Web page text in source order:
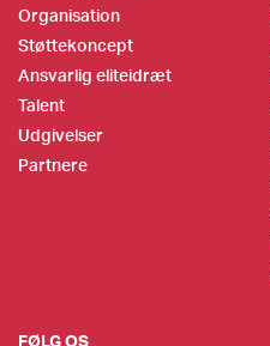
Organisation
Støttekoncept
Ansvarlig eliteidræt
Talent
Udgivelser
Partnere
FØLG OS